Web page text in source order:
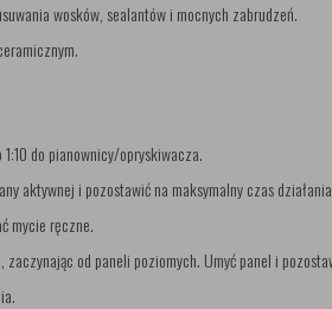
wosków, sealantów i mocnych zabrudzeń.
do pianownicy/opryskiwacza.
aktywnej i pozostawić na maksymalny czas
mycie ręczne.
od paneli poziomych. Umyć panel i